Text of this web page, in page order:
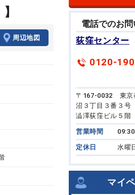
周辺地図
電話でのお
荻窪センター
0120-
〒167-0032 東京
沼３丁目３番３号
澁澤荻窪ビル５階
営業時間 09:30
定休日 水曜日
マイ